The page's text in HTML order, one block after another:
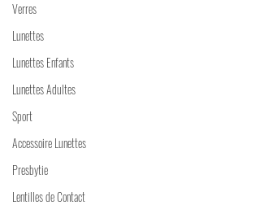
Verres
Lunettes
Lunettes Enfants
Lunettes Adultes
Sport
Accessoire Lunettes
Presbytie
Lentilles de Contact